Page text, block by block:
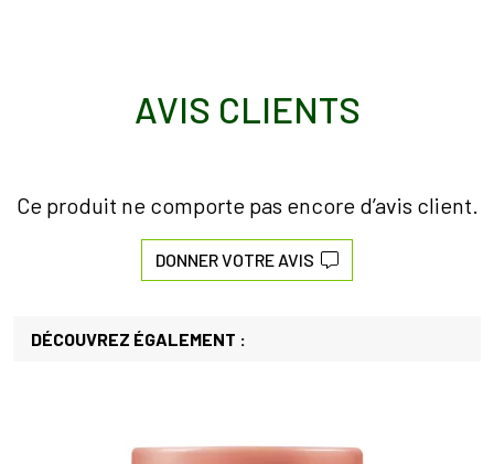
AVIS CLIENTS
Ce produit ne comporte pas encore d’avis client.
DONNER VOTRE AVIS
DÉCOUVREZ ÉGALEMENT :